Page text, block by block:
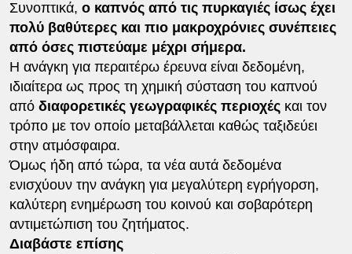
Συνοπτικά, ο καπνός από τις πυρκαγιές ίσως έχει
πολύ βαθύτερες και πιο μακροχρόνιες συνέπειες
από όσες πιστεύαμε μέχρι σήμερα.
Η ανάγκη για περαιτέρω έρευνα είναι δεδομένη,
ιδιαίτερα ως προς τη χημική σύσταση του καπνού
απόδιαφορετικές γεωγραφικές περιοχέςκαι τον
τρόπο με τον οποίο μεταβάλλεται καθώς ταξιδεύει
στην ατμόσφαιρα.
Όμως ήδη από τώρα, τα νέα αυτά δεδομένα
ενισχύουν την ανάγκη για μεγαλύτερη εγρήγορση,
καλύτερη ενημέρωση του κοινού και σοβαρότερη
αντιμετώπιση του ζητήματος.
Διαβάστε επίσης